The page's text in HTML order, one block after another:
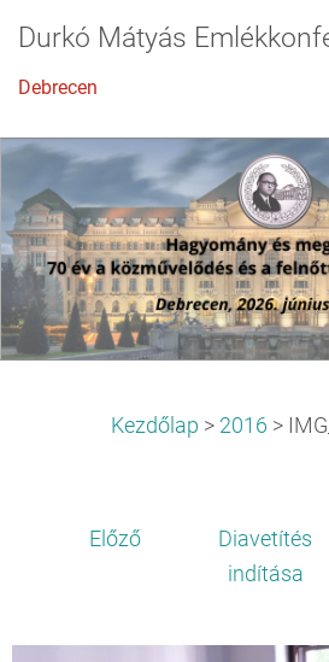
Durkó Mátyás
Debrecen
Kezdőlap > 2016 >
Előző
Diavetítés
indítása